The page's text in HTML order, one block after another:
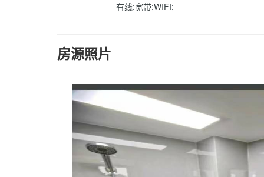
有线;宽带;WIFI;
房源照片